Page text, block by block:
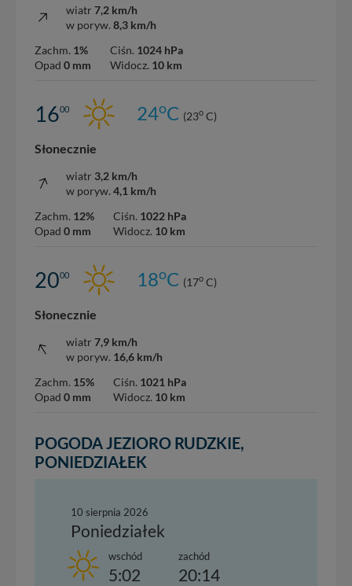
wiatr 7,2 km/h
w poryw. 8,3 km/h
Zachm. 1%
Opad 0 mm
Ciśn. 1024 hPa
Widocz. 10 km
1600 24oC (23o C)
Słonecznie
wiatr 3,2 km/h
w poryw. 4,1 km/h
Zachm. 12%
Opad 0 mm
Ciśn. 1022 hPa
Widocz. 10 km
2000 18oC (17o C)
Słonecznie
wiatr 7,9 km/h
w poryw. 16,6 km/h
Zachm. 15%
Opad 0 mm
Ciśn. 1021 hPa
Widocz. 10 km
POGODA JEZIORO RUDZKIE,
PONIEDZIAŁEK
10 sierpnia 2026
Poniedziałek
wschód
5:02
zachód
20:14